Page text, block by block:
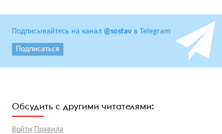
Подписывайтесь на канал @sostav в Telegram
Подписаться
Обсудить с другими читателями:
Войти Правила